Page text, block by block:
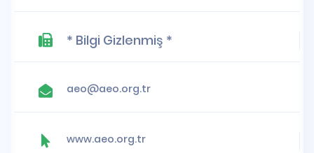
* Bilgi Gizlenmiş *
aeo@aeo.org.tr
www.aeo.org.tr